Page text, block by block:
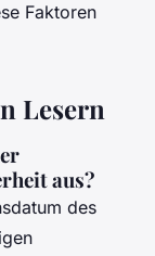
Faktoren
Lesern
aus?
des